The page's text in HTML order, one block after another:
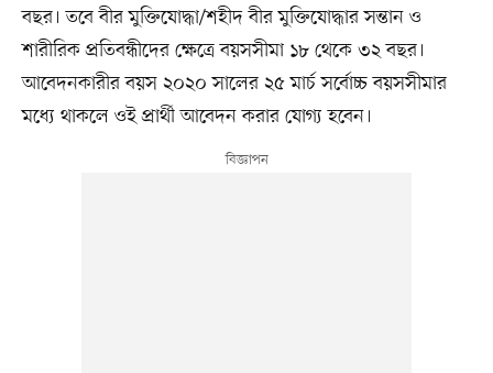
বছর। তবে বীর মুক্তিযোদ্ধা/শহীদ বীর মুক্তিযোদ্ধার সন্তান ও
শারীরিক প্রতিবন্ধীদের ক্ষেত্রে বয়সসীমা ১৮ থেকে ৩২ বছর।
আবেদনকারীর বয়স ২০২০ সালের ২৫ মার্চ সর্বোচ্চ বয়সসীমার
মধ্যে থাকলে ওই প্রার্থী আবেদন করার যোগ্য হবেন।